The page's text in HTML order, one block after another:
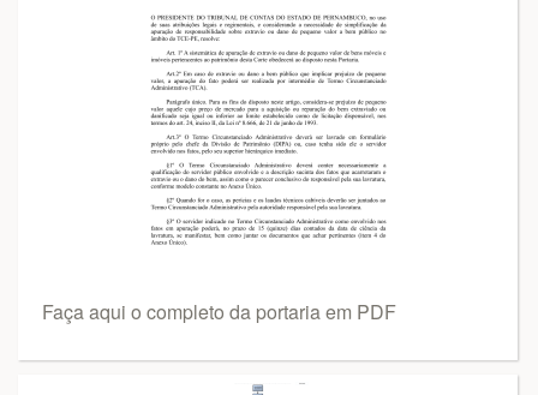
Faça aqui o completo da portaria em PDF